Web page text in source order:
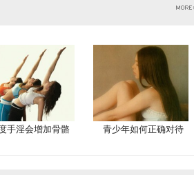
手淫会增加骨骼 青少年如何正确对待